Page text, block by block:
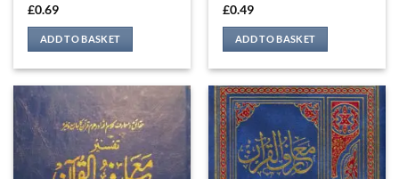
£0.69
ADD TO BASKET
£0.49
ADD TO BASKET